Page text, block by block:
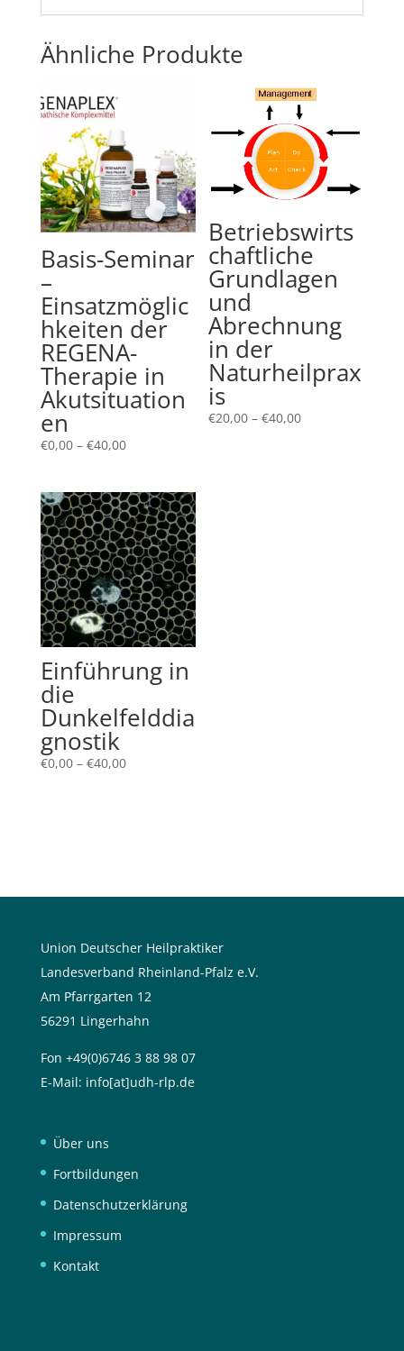
Ähnliche Produkte
Basis-Seminar
–
Einsatzmöglic
hkeiten der
REGENA-
Therapie in
Akutsituation
en
€0,00 – €40,00Preisspanne:
€40,00
Betriebswirts
chaftliche
Grundlagen
und
Abrechnung
in der
Naturheilprax
is
€20,00 –€40,00Preisspanne:
Einführung in
die
Dunkelfelddia
gnostik
€0,00 – €40,00Preisspanne:
Union Deutscher Heilpraktiker
Landesverband Rheinland-Pfalz e.V.
Am Pfarrgarten 12
56291 Lingerhahn
Fon +49(0)6746 3 88 98 07
E-Mail: info[at]udh-rlp.de
Über uns
Fortbildungen
Datenschutzerklärung
Impressum
Kontakt